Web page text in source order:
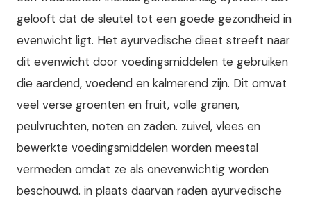
gelooft dat de sleutel tot een goede gezondheid in
evenwicht ligt. Het ayurvedische dieet streeft naar
dit evenwicht door voedingsmiddelen te gebruiken
die aardend, voedend en kalmerend zijn. Dit omvat
veel verse groenten en fruit, volle granen,
peulvruchten, noten en zaden. zuivel, vlees en
bewerkte voedingsmiddelen worden meestal
vermeden omdat ze als onevenwichtig worden
beschouwd. in plaats daarvan raden ayurvedische